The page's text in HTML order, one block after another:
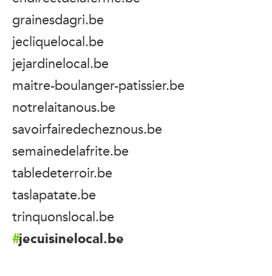
grainesdagri.be
jecliquelocal.be
jejardinelocal.be
maitre-boulanger-patissier.be
notrelaitanous.be
savoirfairedecheznous.be
semainedelafrite.be
tabledeterroir.be
taslapatate.be
trinquonslocal.be
jecuisinelocal.be